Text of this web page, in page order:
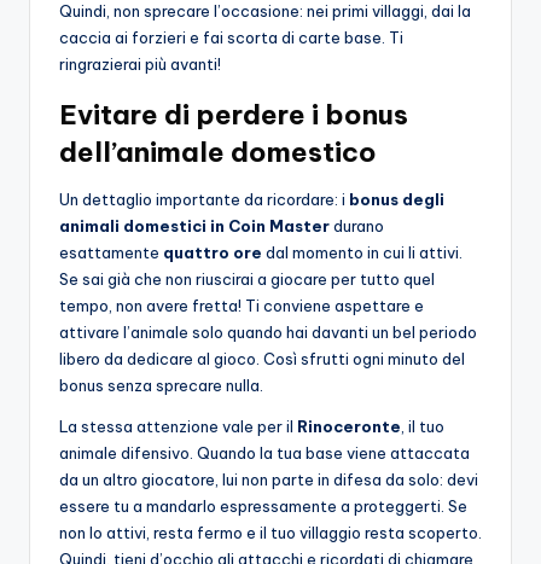
Quindi, non sprecare l’occasione: nei primi villaggi, dai la
caccia ai forzieri e fai scorta di carte base. Ti
ringrazierai più avanti!
Evitare di perdere i bonus
dell’animale domestico
Un dettaglio importante da ricordare: i bonus degli
animali domestici in Coin Masterdurano
esattamente quattro ore dal momento in cui li attivi.
Se sai già che non riuscirai a giocare per tutto quel
tempo, non avere fretta! Ti conviene aspettare e
attivare l’animale solo quando hai davanti un bel periodo
libero da dedicare al gioco. Così sfrutti ogni minuto del
bonus senza sprecare nulla.
La stessa attenzione vale per il Rinoceronte , il tuo
animale difensivo. Quando la tua base viene attaccata
da un altro giocatore, lui non parte in difesa da solo: devi
essere tu a mandarlo espressamente a proteggerti. Se
non lo attivi, resta fermo e il tuo villaggio resta scoperto.
Quindi, tieni d’occhio gli attacchi e ricordati di chiamare